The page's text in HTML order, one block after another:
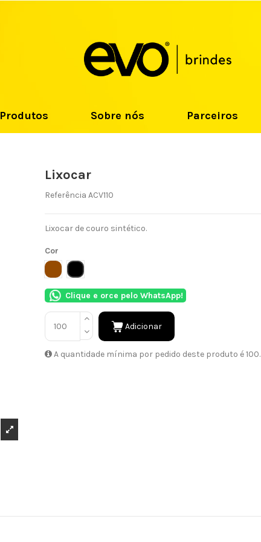
Produtos Sobre nós Parceiros
Lixocar
Referência ACV110
Lixocar de couro sintético.
Cor
MARROMPRETO
Clique e orce pelo WhatsApp!
Adicionar
A quantidade mínima por pedido deste produto é 100.